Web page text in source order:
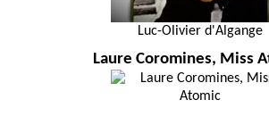
Luc-Olivier d'Algange
Laure Coromines, Miss